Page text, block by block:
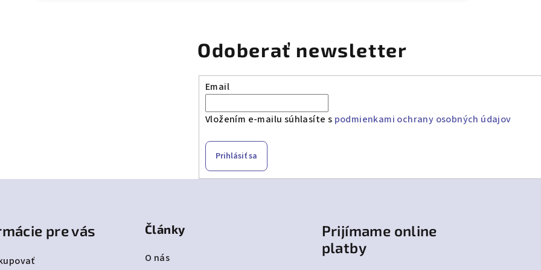
Odoberať newsletter
Email
Vložením e-mailu súhlasíte s podmienkami ochrany osobných údajov
Prihlásiť sa
pre vás Články
O nás
Prijímame online
platby